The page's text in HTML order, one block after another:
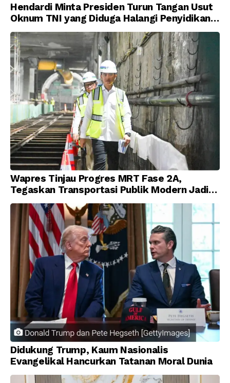
Hendardi Minta Presiden Turun Tangan Usut
Oknum TNI yang Diduga Halangi Penyidikan
Korupsi
Wapres Tinjau Progres MRT Fase 2A,
Tegaskan Transportasi Publik Modern Jadi
Prioritas Nasional
Didukung Trump, Kaum Nasionalis
Evangelikal Hancurkan Tatanan Moral Dunia